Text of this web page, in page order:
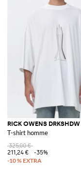
RICK OWENS DRKSHDW
T-shirt homme
325,00 €
211,24 €
-35%